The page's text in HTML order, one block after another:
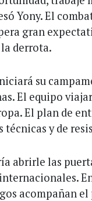
Yony. El
gran
derrota.
su
El equipo
El plan de
técnicas y de
abrirle las
acompañan el